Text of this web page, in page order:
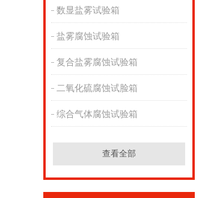
数显盐雾试验箱
盐雾腐蚀试验箱
复合盐雾腐蚀试验箱
二氧化硫腐蚀试脸箱
综合气体腐蚀试验箱
查看全部